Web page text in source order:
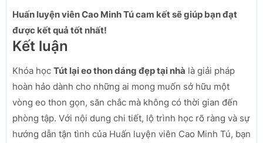
Huấn luyện viên Cao Minh Tú cam kết sẽ giúp bạn đạt
được kết quả tốt nhất!
Kết luận
Khóa học Tút lại eo thon dáng đẹp tại nhà là giải pháp
hoàn hảo dành cho những ai mong muốn sở hữu một
vòng eo thon gọn, săn chắc mà không có thời gian đến
phòng tập. Với nội dung chi tiết, lộ trình học rõ ràng và sự
hướng dẫn tận tình của Huấn luyện viên Cao Minh Tú, bạn